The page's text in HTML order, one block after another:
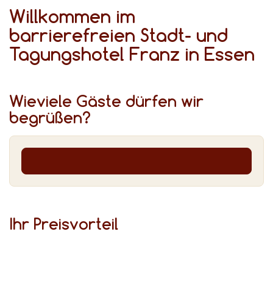
Willkommen im
barrierefreien Stadt- und
Tagungshotel Franz in Essen
Wieviele Gäste dürfen wir
begrüßen?
Ihr Preis­vor­teil